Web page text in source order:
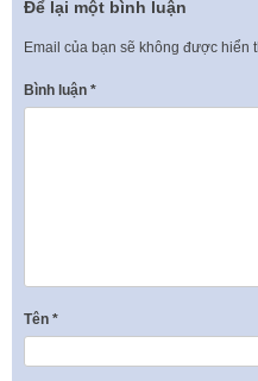
Để lại một bình luận
Email của bạn sẽ không được hiển
Bình luận *
Tên *